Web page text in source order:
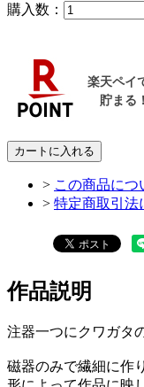
購入数：
カートに入れる
> この商品につ
> 特定商取引法
作品説明
注器一つにクワガタ
磁器のみで繊細に作